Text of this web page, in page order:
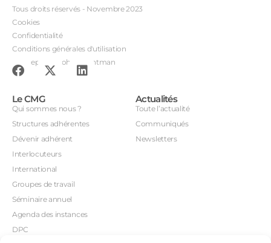
Tous droits réservés - Novembre 2023
Cookies
Confidentialité
Conditions générales d'utilisation
Conception : John Brightman
Le CMG
Qui sommes nous ?
Structures adhérentes
Dévenir adhérent
Interlocuteurs
International
Groupes de travail
Séminaire annuel
Agenda des instances
DPC
Actualités
Toute l’actualité
Communiqués
Newsletters